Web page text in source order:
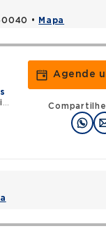
• Mapa
RQE 36234 -
Agende